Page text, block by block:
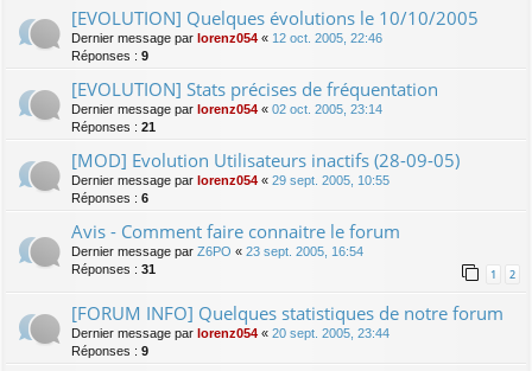
[EVOLUTION] Quelques évolutions le 10/10/2005
Dernier message par lorenz054 « 12 oct. 2005, 22:46
Réponses : 9
[EVOLUTION] Stats précises de fréquentation
Dernier message par lorenz054 « 02 oct. 2005, 23:14
Réponses : 21
[MOD] Evolution Utilisateurs inactifs (28-09-05)
Dernier message par lorenz054 « 29 sept. 2005, 10:55
Réponses : 6
Avis - Comment faire connaitre le forum
Dernier message par Z6PO « 23 sept. 2005, 16:54
Réponses : 31 1 2
[FORUM INFO] Quelques statistiques de notre forum
Dernier message par lorenz054 « 20 sept. 2005, 23:44
Réponses : 9